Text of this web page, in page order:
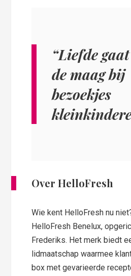
“Liefde
de maag bij
bezoekjes
Over HelloFresh
Wie kent HelloFresh nu
HelloFresh Benelux,
Frederiks. Het merk biedt
lidmaatschap waarmee
box met gevarieerde